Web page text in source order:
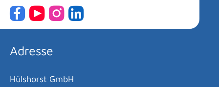
Adresse
Hülshorst GmbH